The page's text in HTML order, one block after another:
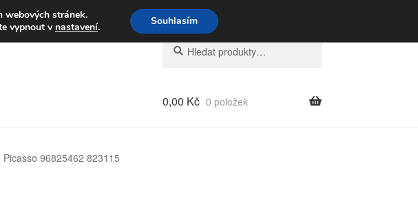
Volejte po-pá 9-16 704 494 494
Hledat:
Hledat
0,00 Kč 0 položek
96825462 823115
webových stránek.
vypnout v nastavení. Souhlasím